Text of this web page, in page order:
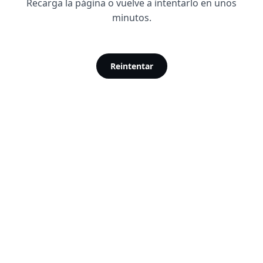
Recarga la página o vuelve a intentarlo en unos
minutos.
Reintentar